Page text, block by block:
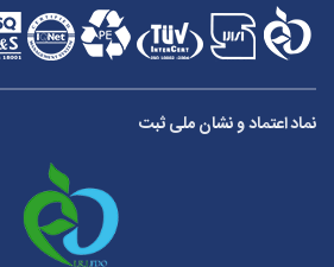
نماد اعتماد و نشان ملی ثبت